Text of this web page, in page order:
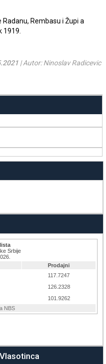
Rembasu i Župi a
1919.
| Autor: Ninoslav Radicevic